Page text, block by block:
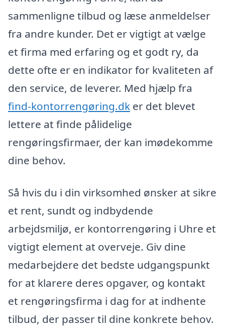
sammenligne tilbud og læse anmeldelser
fra andre kunder. Det er vigtigt at vælge
et firma med erfaring og et godt ry, da
dette ofte er en indikator for kvaliteten af
den service, de leverer. Med hjælp fra
find-kontorrengøring.dk er det blevet
lettere at finde pålidelige
rengøringsfirmaer, der kan imødekomme
dine behov.
Så hvis du i din virksomhed ønsker at sikre
et rent, sundt og indbydende
arbejdsmiljø, er kontorrengøring i Uhre et
vigtigt element at overveje. Giv dine
medarbejdere det bedste udgangspunkt
for at klarere deres opgaver, og kontakt
et rengøringsfirma i dag for at indhente
tilbud, der passer til dine konkrete behov.